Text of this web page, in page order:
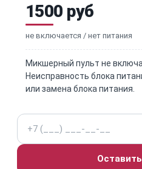
(конденсаторный
Не работает встроенный
(реверб, хорус, дилей)
Не работает USB / FireWire
DAW)
Не работает / нет
(цифровые)
(цифровые)
Не работает / повреждён
разъём
Не работает выходной
1500 руб
не включается / нет питания
Микшерный пульт не
Неисправность блока
или замена блока питания.
Телефон